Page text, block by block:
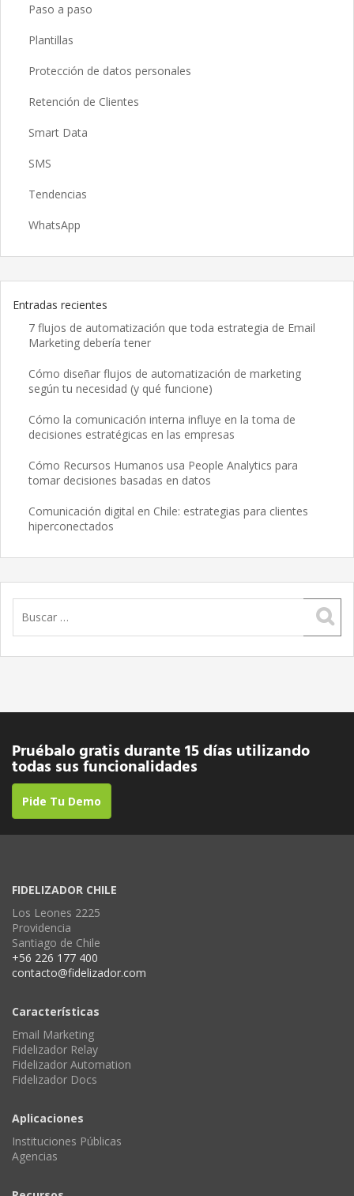
Paso a paso
Plantillas
Protección de datos personales
Retención de Clientes
Smart Data
SMS
Tendencias
WhatsApp
Entradas recientes
7 flujos de automatización que toda estrategia de Email
Marketing debería tener
Cómo diseñar flujos de automatización de marketing
según tu necesidad (y qué funcione)
Cómo la comunicación interna influye en la toma de
decisiones estratégicas en las empresas
Cómo Recursos Humanos usa People Analytics para
tomar decisiones basadas en datos
Comunicación digital en Chile: estrategias para clientes
hiperconectados
Pruébalo gratis durante 15 días utilizando
todas sus funcionalidades
Pide Tu Demo
FIDELIZADOR CHILE
Los Leones 2225
Providencia
Santiago de Chile
+56 226 177 400
contacto@fidelizador.com
Características
Email Marketing
Fidelizador Relay
Fidelizador Automation
Fidelizador Docs
Aplicaciones
Instituciones Públicas
Agencias